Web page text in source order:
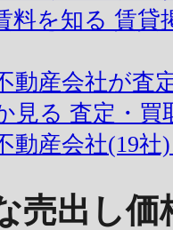
料を知る 賃貸
動産会社が査
見る 査定・買
動産会社(19社)
売出し価